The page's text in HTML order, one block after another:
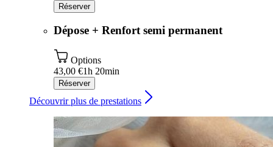
Réserver
Dépose + Renfort semi permanent
Options
43,00 €1h 20min
Réserver
Découvrir plus de prestations